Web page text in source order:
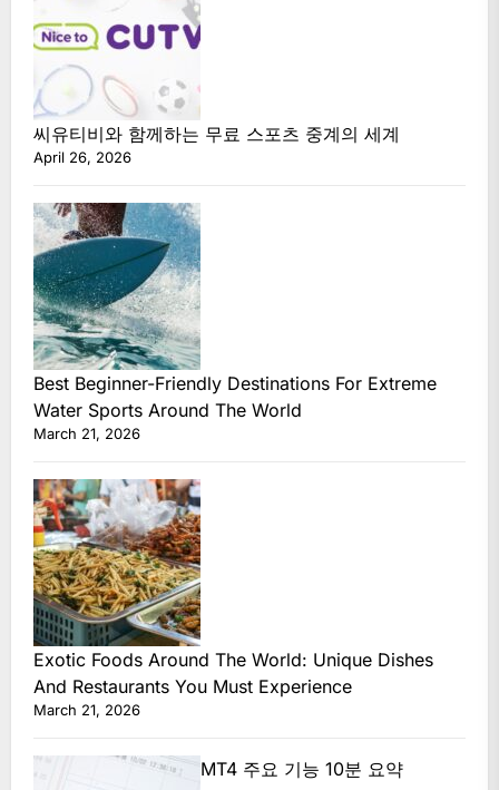
씨유티비와 함께하는 무료 스포츠 중계의 세계
April 26, 2026
Best Beginner-Friendly Destinations For Extreme
Water Sports Around The World
March 21, 2026
Exotic Foods Around The World: Unique Dishes
And Restaurants You Must Experience
March 21, 2026
MT4 주요 기능 10분 요약